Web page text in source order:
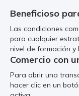
Beneficioso
Las condiciones
para cualquier
nivel de formación y
Comercio con
Para abrir una
hacer clic en un